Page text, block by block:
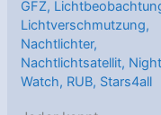
GFZ,
Lichtverschmutzung,
Nachtlichter,
Nachtlichtsatellit, Night
Watch, RUB, Stars4all